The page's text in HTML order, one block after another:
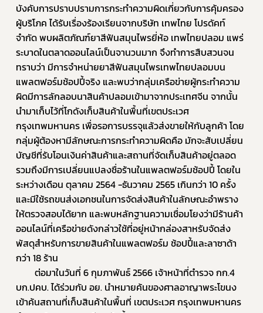
บังคับการปราบปรามการกระทำความผิดเกี่ยวกับการคุ้มครอง
ผู้บริโภค ได้รับเรื่องร้องเรียนจากบริษัท เทพไทย โปรดัคท์
จำกัด พบผลิตภัณฑ์ยาสีฟันสมุนไพรยี่ห้อ เทพไทยปลอม แพร่
ระบาดในตลาดออนไลน์เป็นจานวนมาก จึงทำการสืบสวนจน
ทราบว่า มีการจำหน่ายยาสีฟันสมุนไพรเทพไทยปลอมบน
แพลตฟอร์มช้อปปี้จริง และพบว่ากลุ่มเครือข่ายผู้กระทำความ
ผิดมีการลักลอบนาสินค้าปลอมเข้ามาจากประเทศจีน จากนั้น
นำมาเก็บไว้ที่โกดังเก็บสินค้าในพื้นที่เขตประเวศ
กรุงเทพมหานคร เพื่อรอการบรรจุแล้วส่งขายให้กับลูกค้า โดย
กลุ่มผู้ต้องหามีลักษณะการกระทำความผิดคือ มักจะสับเปลี่ยน
บัญชีที่รับโอนเงินค่าสินค้าและสถานที่จัดเก็บสินค้าอยู่ตลอด
รวมถึงมีการเปลี่ยนแปลงชื่อร้านในแพลตฟอร์มช้อปปี้ โดยใน
ระหว่างเดือน ตุลาคม 2564 -ธันวาคม 2565 เกินกว่า 10 ครั้ง
และมีใช้รถขนส่งเอกชนในการจัดส่งสินค้าในลักษณะอำพราง
ให้ตรวจสอบได้ยาก และพบหลักฐานความเชื่อมโยงว่ามีร้านค้า
ออนไลน์ที่เครือข่ายดังกล่าวใช้ที่อยู่หน้ากล่องสาหรับจัดส่ง
พัสดุสำหรับการขายสินค้าในแพลตฟอร์ม ช้อปปี้และลาซาด้า
กว่า 18 ร้าน
บก.ปคบ. ได้ร่วมกับ อย. นำหมายค้นของศาลอาญาพระโขนง
เข้าค้นสถานที่เก็บสินค้าในพื้นที่ เขตประเวศ กรุงเทพมหานคร